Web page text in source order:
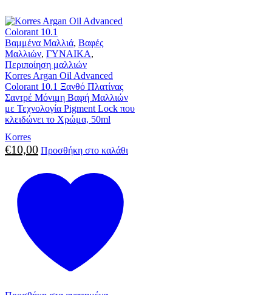
Βαμμένα Μαλλιά, Βαφές
Μαλλιών, ΓΥΝΑΙΚΑ,
Περιποίηση μαλλιών
Korres Argan Oil Advanced
Colorant 10.1 Ξανθό Πλατίνας
Σαντρέ Μόνιμη Βαφή Μαλλιών
με Τεχνολογία Pigment Lock που
κλειδώνει το Χρώμα, 50ml
Korres
€10,00 Προσθήκη στο καλάθι